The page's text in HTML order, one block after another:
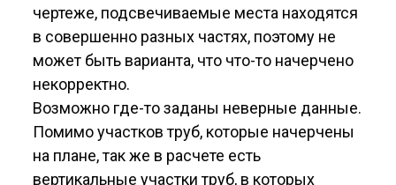
чертеже, подсвечиваемые места находятся
в совершенно разных частях, поэтому не
может быть варианта, что что-то начерчено
некорректно.
Возможно где-то заданы неверные данные.
Помимо участков труб, которые начерчены
на плане, так же в расчете есть
вертикальные участки труб, в которых